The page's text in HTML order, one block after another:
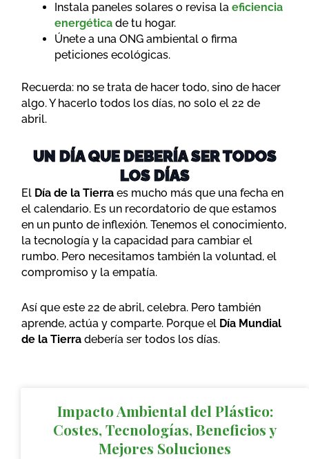
Instala paneles solares o revisa la eficiencia
energética de tu hogar.
Únete a una ONG ambiental o firma
peticiones ecológicas.
Recuerda: no se trata de hacer todo, sino de hacer
algo. Y hacerlo todos los días, no solo el 22 de
abril.
UN DÍA QUE DEBERÍA SER TODOS
LOS DÍAS
El Día de la Tierra es mucho más que una fecha en
el calendario. Es un recordatorio de que estamos
en un punto de inflexión. Tenemos el conocimiento,
la tecnología y la capacidad para cambiar el
rumbo. Pero necesitamos también la voluntad, el
compromiso y la empatía.
Así que este 22 de abril, celebra. Pero también
aprende, actúa y comparte. Porque el Día Mundial
de la Tierra debería ser todos los días.
Impacto Ambiental del Plástico:
Costes, Tecnologías, Beneficios y
Mejores Soluciones